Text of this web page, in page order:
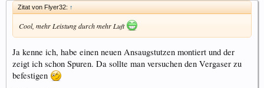
Zitat von Flyer32: ↑
Cool, mehr Leistung durch mehr Luft
Ja kenne ich, habe einen neuen Ansaugstutzen montiert und der
zeigt ich schon Spuren. Da sollte man versuchen den Vergaser zu
befestigen